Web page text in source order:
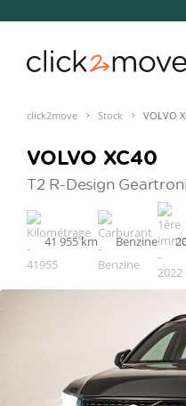
click2move Stock VOLVO
VOLVO XC40
T2 R-Design
41 955 km Benzine